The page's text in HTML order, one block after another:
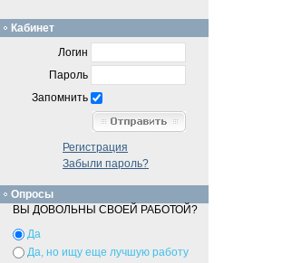
Кабинет
Логин
Пароль
Запомнить
Регистрация
Забыли пароль?
Опросы
ВЫ ДОВОЛЬНЫ СВОЕЙ РАБОТОЙ?
Да
Да, но ищу еще лучшую работу